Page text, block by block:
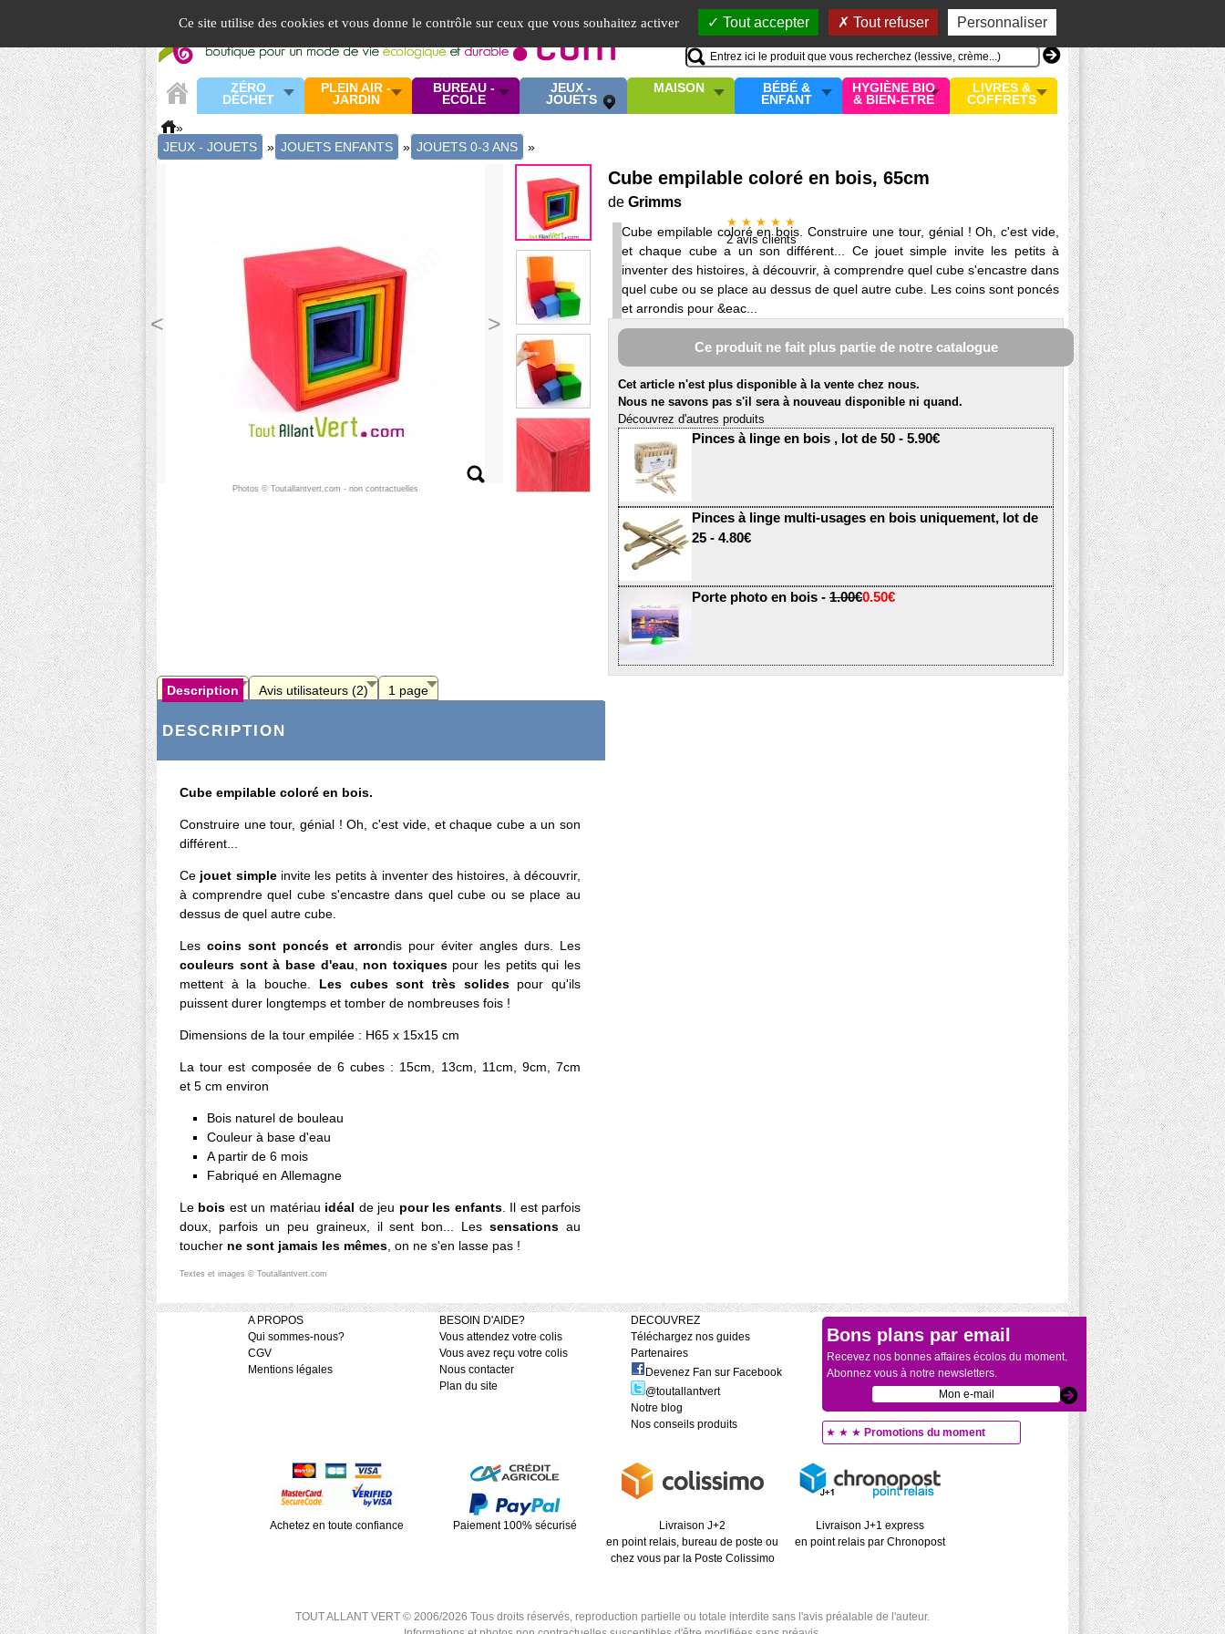
Ce site utilise des cookies et vous donne le contrôle sur ceux que vous souhaitez activer Tout accepter Tout refuser Personnaliser
Mon compte
MON PANIER
0 article
ZÉRO
DÉCHET
PLEIN AIR -
JARDIN
BUREAU -
ECOLE
JEUX -
JOUETS
MAISON
BÉBÉ &
ENFANT
HYGIÈNE BIO
& BIEN-ETRE
LIVRES &
COFFRETS
»
JEUX - JOUETS
» JOUETS ENFANTS » JOUETS 0-3 ANS »
>
<
Photos © Toutallantvert.com - non contractuelles
Cube empilable coloré en bois, 65cm
de Grimms
★ ★ ★ ★ ★
2avis clients
Cube empilable coloré en bois. Construire une tour, génial ! Oh, c'est vide,
et chaque cube a un son différent... Ce jouet simple invite les petits à
inventer des histoires, à découvrir, à comprendre quel cube s'encastre dans
quel cube ou se place au dessus de quel autre cube. Les coins sont poncés
et arrondis pour &eac...
Ce produit ne fait plus partie de notre catalogue
Cet article n'est plus disponible à la vente chez nous.
Nous ne savons pas s'il sera à nouveau disponible ni quand.
Découvrez d'autres produits
Pinces à linge en bois , lot de 50 - 5.90€
Pinces à linge multi-usages en bois uniquement, lot de
25 - 4.80€
Porte photo en bois - 1.00€0.50€
Description Avis utilisateurs (2) 1 page
DESCRIPTION
Cube empilable coloré en bois.
Construire une tour, génial ! Oh, c'est vide, et chaque cube a un son
différent...
Ce jouet simple invite les petits à inventer des histoires, à découvrir,
à comprendre quel cube s'encastre dans quel cube ou se place au
dessus de quel autre cube.
Les coins sont poncés et arrondis pour éviter angles durs. Les
couleurs sont à base d'eau, non toxiques pour les petits qui les
mettent à la bouche. Les cubes sont très solides pour qu'ils
puissent durer longtemps et tomber de nombreuses fois !
Dimensions de la tour empilée : H65 x 15x15 cm
La tour est composée de 6 cubes : 15cm, 13cm, 11cm, 9cm, 7cm
et 5 cm environ
Bois naturel de bouleau
Couleur à base d'eau
A partir de 6 mois
Fabriqué en Allemagne
Le bois est un matériau idéal de jeu pour les enfants. Il est parfois
doux, parfois un peu graineux, il sent bon... Les sensationsau
toucher ne sont jamais les mêmes, on ne s'en lasse pas !
Textes et images © Toutallantvert.com
A PROPOS
Qui sommes-nous?
CGV
Mentions légales
BESOIN D'AIDE?
Vous attendez votre colis
Vous avez reçu votre colis
Nous contacter
Plan du site
DECOUVREZ
Téléchargez nos guides
Partenaires
Devenez Fan sur Facebook
@toutallantvert
Notre blog
Nos conseils produits
Bons plans par email
Recevez nos bonnes affaires écolos du moment.
Abonnez vous à notre newsletters.
★ ★ ★ Promotions du moment
Achetez en toute confiance Paiement 100% sécurisé
Livraison J+2
en point relais, bureau de poste ou
chez vous par la Poste Colissimo
Livraison J+1 express
en point relais par Chronopost
TOUT ALLANT VERT © 2006/2026 Tous droits réservés, reproduction partielle ou totale interdite sans l'avis préalable de l'auteur.